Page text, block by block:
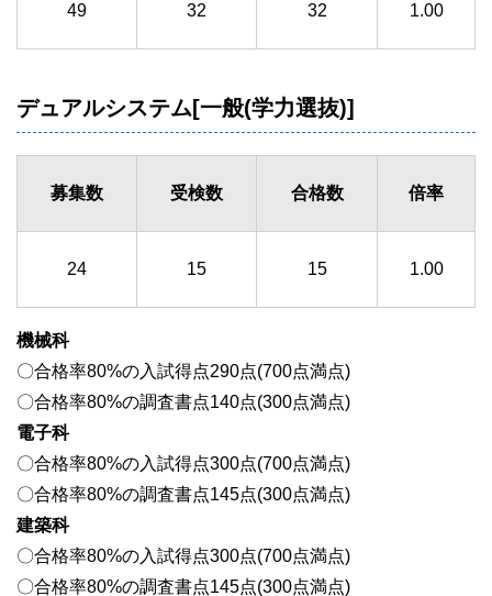
49 32 32 1.00
デュアルシステム[一般(学力選抜)]
募集数 受検数 合格数 倍率
24 15 15 1.00
機械科
〇合格率80%の入試得点290点(700点満点)
〇合格率80%の調査書点140点(300点満点)
電子科
〇合格率80%の入試得点300点(700点満点)
〇合格率80%の調査書点145点(300点満点)
建築科
〇合格率80%の入試得点300点(700点満点)
〇合格率80%の調査書点145点(300点満点)